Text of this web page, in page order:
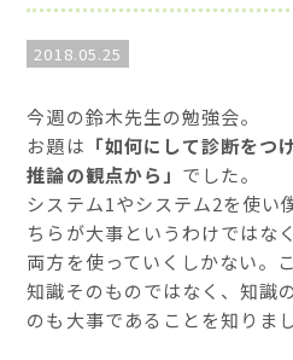
2018.05.25
今週の鈴木先生の勉強会。
お題は 「如何にして診断を
推論の観点から」 でした。
システム1やシステム2を使い
ちらが大事というわけではな
両方を使っていくしかない。
知識そのものではなく、知識
のも大事であることを知りまし